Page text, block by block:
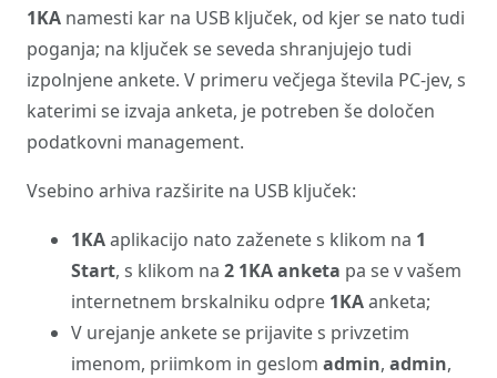
1KA namesti kar na USB ključek, od kjer se nato tudi
poganja; na ključek se seveda shranjujejo tudi
izpolnjene ankete. V primeru večjega števila PC-jev, s
katerimi se izvaja anketa, je potreben še določen
podatkovni management.
Vsebino arhiva razširite na USB ključek:
1KAaplikacijo nato zaženete s klikom na 1
Start, s klikom na 2 1KA anketa pa se v vašem
internetnem brskalniku odpre 1KAanketa;
V urejanje ankete se prijavite s privzetim
imenom, priimkom in geslom admin, admin,